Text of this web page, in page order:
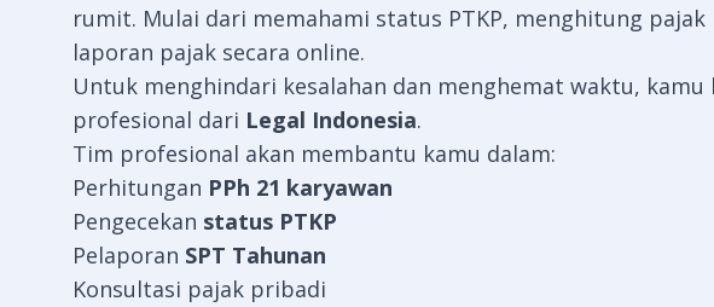
rumit. Mulai dari memahami status PTKP, menghitung
laporan pajak secara online.
Untuk menghindari kesalahan dan menghemat waktu, kamu
profesional dari Legal Indonesia.
Tim profesional akan membantu kamu dalam:
Perhitungan PPh 21 karyawan
Pengecekan status PTKP
Pelaporan SPT Tahunan
Konsultasi pajak pribadi